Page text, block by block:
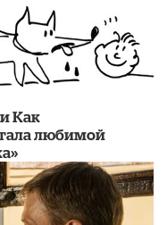
Как
любимой